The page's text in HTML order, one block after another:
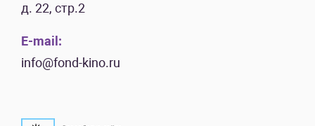
д. 22, стр.2
E-mail:
info@fond-kino.ru